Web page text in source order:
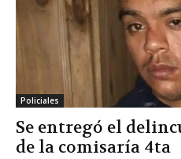
Policiales
Se entregó el
de la comisaría 4ta